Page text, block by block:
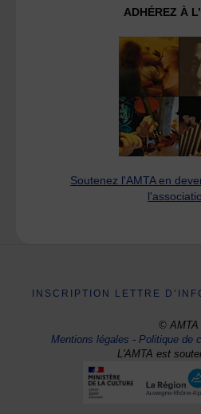
ADHÉREZ À
Soutenez l'AMTA en
INSCRIPTION LETTRE
© AMTA
Mentions légales -Politique de
L'AMTA est